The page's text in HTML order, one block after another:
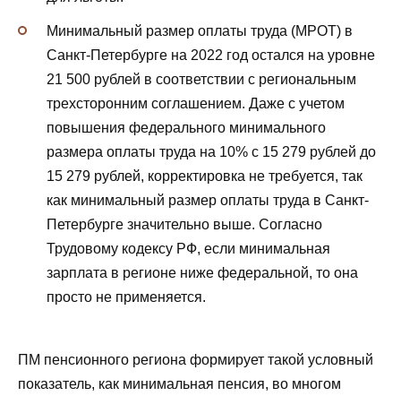
Минимальный размер оплаты труда (МРОТ) в
Санкт-Петербурге на 2022 год остался на уровне
21 500 рублей в соответствии с региональным
трехсторонним соглашением. Даже с учетом
повышения федерального минимального
размера оплаты труда на 10% с 15 279 рублей до
15 279 рублей, корректировка не требуется, так
как минимальный размер оплаты труда в Санкт-
Петербурге значительно выше. Согласно
Трудовому кодексу РФ, если минимальная
зарплата в регионе ниже федеральной, то она
просто не применяется.
ПМ пенсионного региона формирует такой условный
показатель, как минимальная пенсия, во многом